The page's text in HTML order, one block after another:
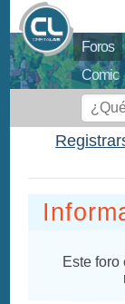
Foros
Comic
Este foro